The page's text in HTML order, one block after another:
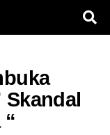
Skandal